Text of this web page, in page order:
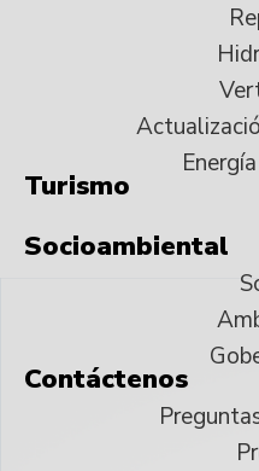
Turismo
Socioambiental
Contáctenos